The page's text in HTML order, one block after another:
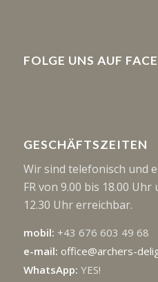
FOLGE UNS AUF
GESCHÄFTSZEITEN
Wir sind telefonisch und
FR von 9.00 bis 18.00 Uhr
12.30 Uhr erreichbar.
mobil: +43 676 603 49 68
e-mail: office@archers-
WhatsApp: YES!